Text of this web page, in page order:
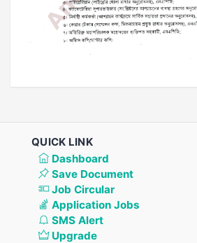
QUICK LINK
Dashboard
Save Document
Job Circular
Application Jobs
SMS Alert
Upgrade